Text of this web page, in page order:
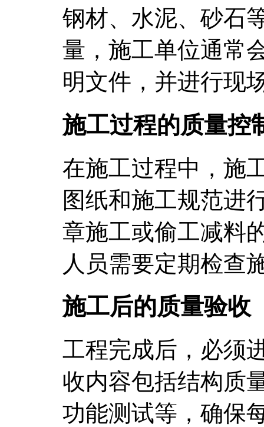
钢材、水泥、砂石
量，施工单位通常
明文件，并进行现
施工过程的质量控
在施工过程中，施
图纸和施工规范进
章施工或偷工减料
人员需要定期检查
施工后的质量验收
工程完成后，必须
收内容包括结构质
功能测试等，确保